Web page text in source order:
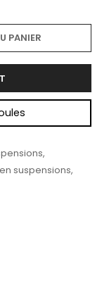
PANIER
,
suspensions,